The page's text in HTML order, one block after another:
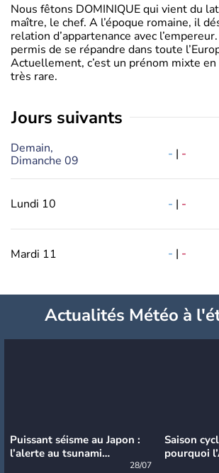
Nous fêtons DOMINIQUE qui vient du
maître, le chef. A l’époque romaine, il
relation d’appartenance avec
permis de se répandre dans toute
Actuellement, c’est un prénom mixte en
très rare.
jours suivants
Demain,
Dimanche 09
- | -
Lundi 10 - | -
Mardi 11 - | -
Actualités Météo à
Puissant séisme au Japon :
l’alerte au tsunami
28/07
Saison
pourquoi